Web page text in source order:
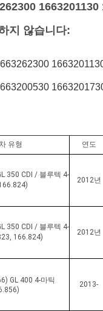
1663201130
지 않습니다:
유형 연도
350 CDI / 블루텍 4-
2012년
350 CDI / 블루텍 4-
166.824)
2012년
GL 400 4-마틱
2013-